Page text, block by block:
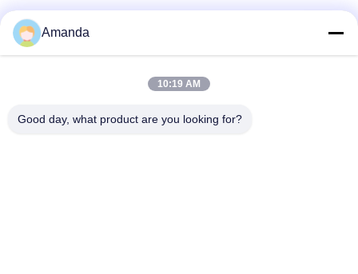
popularne kategorie
Metalowe opakowanie
Amanda
10:19 AM
Good day, what product are you looking for?